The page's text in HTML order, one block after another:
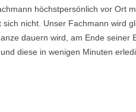
höchstpersönlich vor Ort
nicht. Unser Fachmann wird
dauern wird, am Ende seiner
diese in wenigen Minuten